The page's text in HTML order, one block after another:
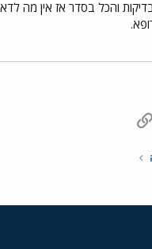
והכל בסדר אז אין מה
אלקטרוני